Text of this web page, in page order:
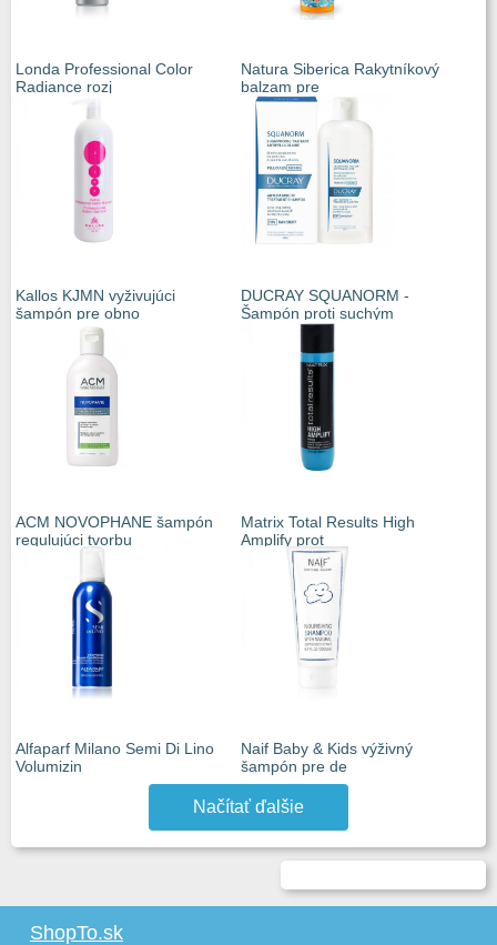
Londa Professional Color
Radiance rozj
Natura Siberica Rakytníkový
balzam pre
Kallos KJMN vyživujúci
šampón pre obno
DUCRAY SQUANORM -
Šampón proti suchým
ACM NOVOPHANE šampón
regulujúci tvorbu
Matrix Total Results High
Amplify prot
Alfaparf Milano Semi Di Lino
Volumizin
Naif Baby & Kids výživný
šampón pre de
Načítať ďalšie
ShopTo.sk